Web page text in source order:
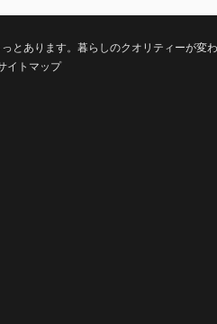
とあります。暮らしのクオリティーが変
イトマップ